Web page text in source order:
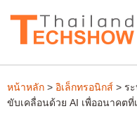
หน้าหลัก > อิเล็กทรอนิกส์ > ร
ขับเคลื่อนด้วย AI เพื่ออนาคต